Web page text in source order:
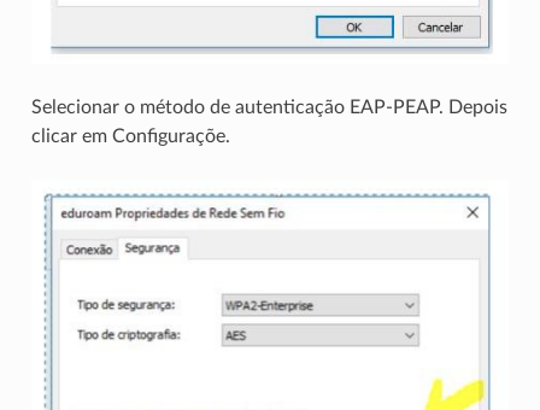
Selecionar o método de autenticação EAP-PEAP. Depois
clicar em Configuraçõe.